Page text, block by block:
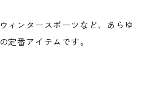
ィンタースポーツなど、あらゆ
定番アイテムです。